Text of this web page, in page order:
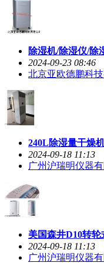
除湿机/除湿仪/除
2024-09-23 08:46
北京亚欧德鹏科
240L除湿量干燥
2024-09-18 11:13
广州沪瑞明仪器
美国森井D10转
2024-09-18 11:13
广州沪瑞明仪器